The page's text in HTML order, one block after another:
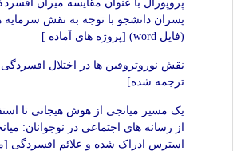
پروپوزال با عنوان مقایسه میزان
پسران دانشجو با توجه به نقش سرمایه
(فایل word) [پروژه های آماده ]
نقش نوروتروفین ها در اختلال
ترجمه شده]
یک مسیر میانجی از هوش هیجانی تا
از رسانه های اجتماعی در نوجوانان:
استرس ادراک شده و علائم افسردگی